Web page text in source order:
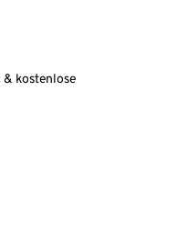
kostenlose